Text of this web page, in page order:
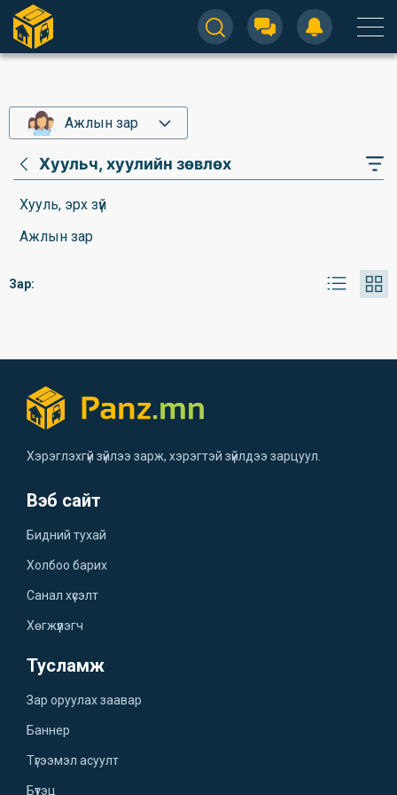
Ажлын зар
Хуульч, хуулийн зөвлөх
Хууль, эрх зүй
Ажлын зар
Зар:
Хэрэглэхгүй зүйлээ зарж, хэрэгтэй зүйлдээ зарцуул.
Вэб сайт
Бидний тухай
Холбоо барих
Санал хүсэлт
Хөгжүүлэгч
Тусламж
Зар оруулах заавар
Баннер
Түгээмэл асуулт
Бүтэц